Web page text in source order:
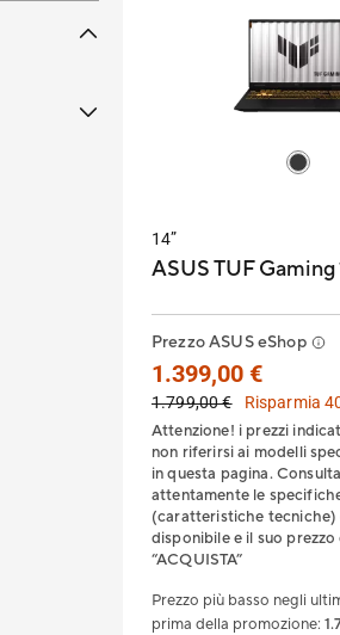
14”
ASUS TUF Gaming
Prezzo ASUS eShop
1.399,00 €
1.799,00 €
Risparmia
Attenzione! i prezzi
non riferirsi ai modelli
in questa pagina.
attentamente le
(caratteristiche tecniche)
disponibile e il suo
“ACQUISTA”
Prezzo più basso negli
prima della promozione: